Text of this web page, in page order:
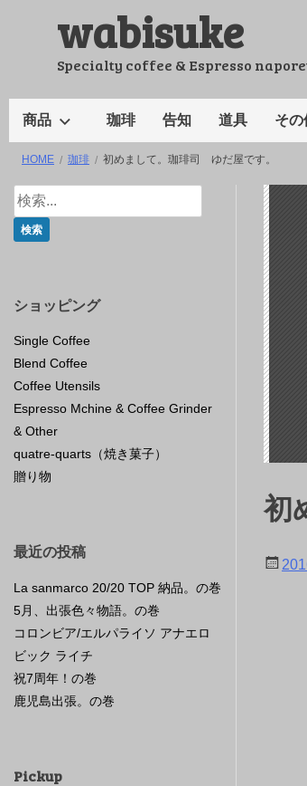
wabisuke
Specialty coffee & Espresso
商品 珈琲 告知 道具 その
HOME 珈琲 初めまして。珈琲司 ゆだ屋です。
初
ショッピング
Single Coffee
Blend Coffee
Coffee Utensils
Espresso Mchine & Coffee Grinder
& Other
quatre-quarts（焼き菓子）
贈り物
最近の投稿
La sanmarco 20/20 TOP 納品。の巻
5月、出張色々物語。の巻
コロンビア/エルパライソ アナエロ
ビック ライチ
祝7周年！の巻
鹿児島出張。の巻
Pickup